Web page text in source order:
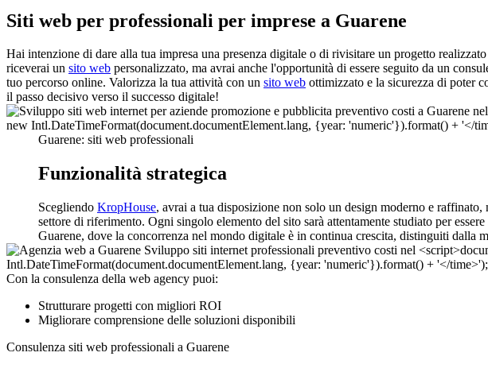
Siti web per professionali per imprese a Guarene
Hai intenzione di dare alla tua impresa una presenza digitale o di rivisitare un progetto
riceverai un sito web personalizzato, ma avrai anche l'opportunità di essere seguito da un
tuo percorso online. Valorizza la tua attività con un sito web ottimizzato e la sicurezza di poter
il passo decisivo verso il successo digitale!
Guarene: siti web professionali
Funzionalità strategica
Scegliendo KropHouse, avrai a tua disposizione non solo un design moderno e
settore di riferimento. Ogni singolo elemento del sito sarà attentamente studiato per
Guarene, dove la concorrenza nel mondo digitale è in continua crescita, distinguiti dalla
Con la consulenza della web agency puoi:
Strutturare progetti con migliori ROI
Migliorare comprensione delle soluzioni disponibili
Consulenza siti web professionali a Guarene